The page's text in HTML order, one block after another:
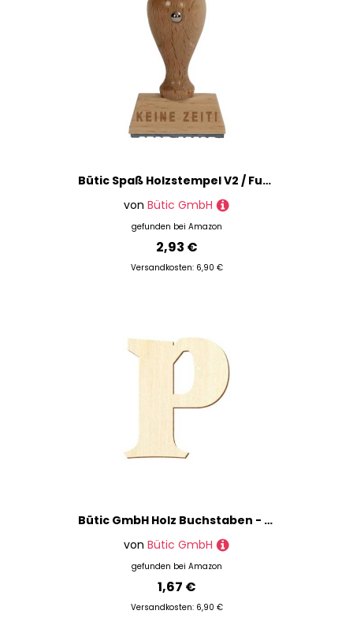
Bütic Spaß Holzstempel V2 / Fun-Stempel HS4010 mit Beschriftung oder Wunschtext, Spaßstempel:Keine Zeit!
von Bütic GmbH
gefunden bei Amazon
2,93 €
Versandkosten: 6,90 €
Bütic GmbH Holz Buchstaben - Senza Bella Black - Wunschtext/Schriftzug mit Größenauswahl, Größe:10cm, Buchstaben:großes P
von Bütic GmbH
gefunden bei Amazon
1,67 €
Versandkosten: 6,90 €